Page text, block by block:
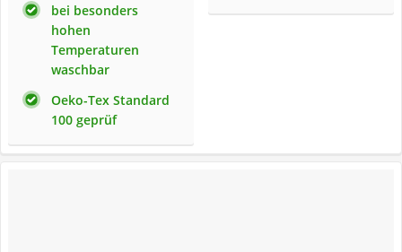
bei besonders
hohen
Temperaturen
waschbar
Oeko-Tex Standard
100 geprüf